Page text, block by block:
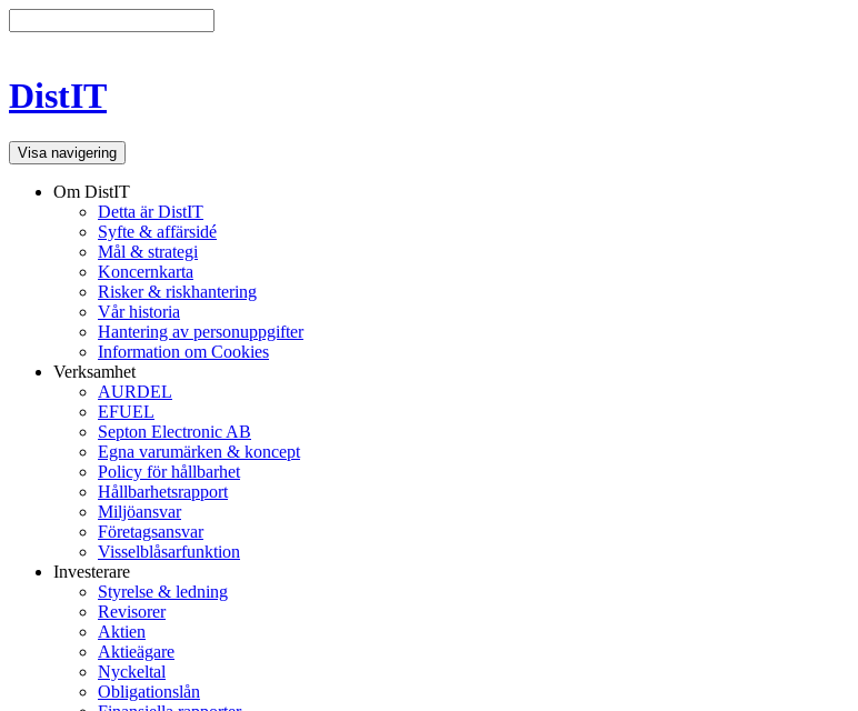
DistIT
Visa navigering
Om DistIT
Detta är DistIT
Syfte & affärsidé
Mål & strategi
Koncernkarta
Risker & riskhantering
Vår historia
Hantering av personuppgifter
Information om Cookies
Verksamhet
AURDEL
EFUEL
Septon Electronic AB
Egna varumärken & koncept
Policy för hållbarhet
Hållbarhetsrapport
Miljöansvar
Företagsansvar
Visselblåsarfunktion
Investerare
Styrelse & ledning
Revisorer
Aktien
Aktieägare
Nyckeltal
Obligationslån